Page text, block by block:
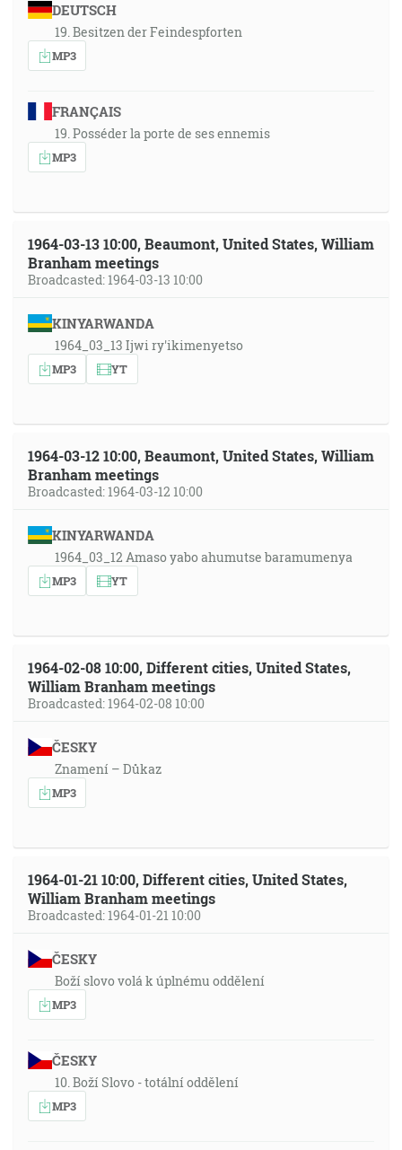
DEUTSCH
19. Besitzen der Feindespforten
MP3
FRANÇAIS
19. Posséder la porte de ses ennemis
MP3
1964-03-13 10:00, Beaumont, United States, William
Branham meetings
Broadcasted: 1964-03-13 10:00
KINYARWANDA
1964_03_13 Ijwi ry'ikimenyetso
MP3 YT
1964-03-12 10:00, Beaumont, United States, William
Branham meetings
Broadcasted: 1964-03-12 10:00
KINYARWANDA
1964_03_12 Amaso yabo ahumutse baramumenya
MP3 YT
1964-02-08 10:00, Different cities, United States,
William Branham meetings
Broadcasted: 1964-02-08 10:00
ČESKY
Znamení – Důkaz
MP3
1964-01-21 10:00, Different cities, United States,
William Branham meetings
Broadcasted: 1964-01-21 10:00
ČESKY
Boží slovo volá k úplnému oddělení
MP3
ČESKY
10. Boží Slovo - totální oddělení
MP3